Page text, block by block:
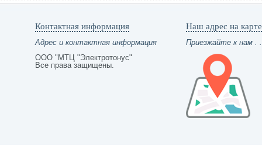
Контактная информация
Адрес и контактная информация
ООО "МТЦ "Электротонус"
Все права защищены.
Наш адрес на карте
Приезжайте к нам .